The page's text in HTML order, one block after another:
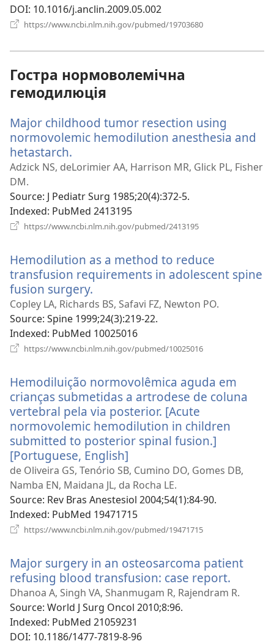
DOI‎: 10.1016/j.anclin.2009.05.002
https://www.ncbi.nlm.nih.gov/pubmed/19703680
Гостра нормоволемічна
гемодилюція
Major childhood tumor resection using
normovolemic hemodilution anesthesia and
hetastarch.
у
вікні)
Adzick NS, deLorimier AA, Harrison MR, Glick PL, Fisher
DM.
Source‎: J Pediatr Surg 1985;20(4):372-5.
Indexed‎: PubMed 2413195
https://www.ncbi.nlm.nih.gov/pubmed/2413195
вікні)
Hemodilution as a method to reduce
transfusion requirements in adolescent spine
fusion surgery.
у
новому
вікні)
Copley LA, Richards BS, Safavi FZ, Newton PO.
Source‎: Spine 1999;24(3):219-22.
Indexed‎: PubMed 10025016
https://www.ncbi.nlm.nih.gov/pubmed/10025016
вікні)
Hemodiluição normovolêmica aguda em
crianças submetidas a artrodese de coluna
vertebral pela via posterior. [Acute
normovolemic hemodilution in children
submitted to posterior spinal fusion.]
[Portuguese, English]
у
новому
вікні)
de Oliveira GS, Tenório SB, Cumino DO, Gomes DB,
Namba EN, Maidana JL, da Rocha LE.
Source‎: Rev Bras Anestesiol 2004;54(1):84-90.
Indexed‎: PubMed 19471715
https://www.ncbi.nlm.nih.gov/pubmed/19471715
вікні)
Major surgery in an osteosarcoma patient
refusing blood transfusion: case report.
у
Dhanoa A, Singh VA, Shanmugam R, Rajendram R.
Source‎: World J Surg Oncol 2010;8:96.
Indexed‎: PubMed 21059231
DOI‎: 10.1186/1477-7819-8-96